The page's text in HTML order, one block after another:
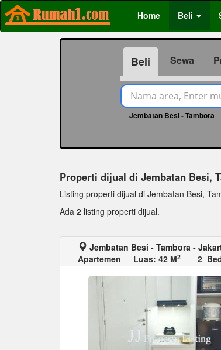
Home Beli
Beli Sewa
Jembatan Besi - Tambora
Properti dijual di Jembatan Besi,
Listing properti dijual di Jembatan Besi,
Ada 2 listing properti dijual.
Jembatan Besi - Tambora -
Apartemen - Luas: 42 M2 - 2